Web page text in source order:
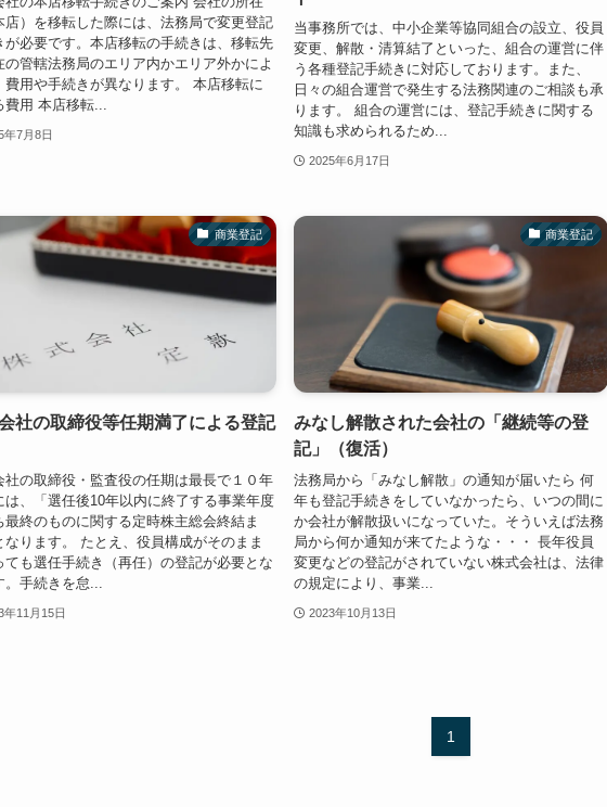
店）を移転した際には、法務局で変更登記
が必要です。本店移転の手続きは、移転先
の管轄法務局のエリア内かエリア外かによ
費用や手続きが異なります。 本店移転に
費用 本店移転...
年7月8日
当事務所では、中小企業等協同組合の設立、役員
変更、解散・清算結了といった、組合の運営に伴
う各種登記手続きに対応しております。また、
日々の組合運営で発生する法務関連のご相談も承
ります。 組合の運営には、登記手続きに関する
知識も求められるため...
2025年6月17日
商業登記
社の取締役等任期満了による登記
社の取締役・監査役の任期は最長で１０年
は、「選任後10年以内に終了する事業年度
最終のものに関する定時株主総会終結ま
なります。 たとえ、役員構成がそのまま
ても選任手続き（再任）の登記が必要とな
。手続きを怠...
年11月15日
商業登記
みなし解散された会社の「継続等の登
記」（復活）
法務局から「みなし解散」の通知が届いたら 何
年も登記手続きをしていなかったら、いつの間に
か会社が解散扱いになっていた。そういえば法務
局から何か通知が来てたような・・・ 長年役員
変更などの登記がされていない株式会社は、法律
の規定により、事業...
2023年10月13日
1